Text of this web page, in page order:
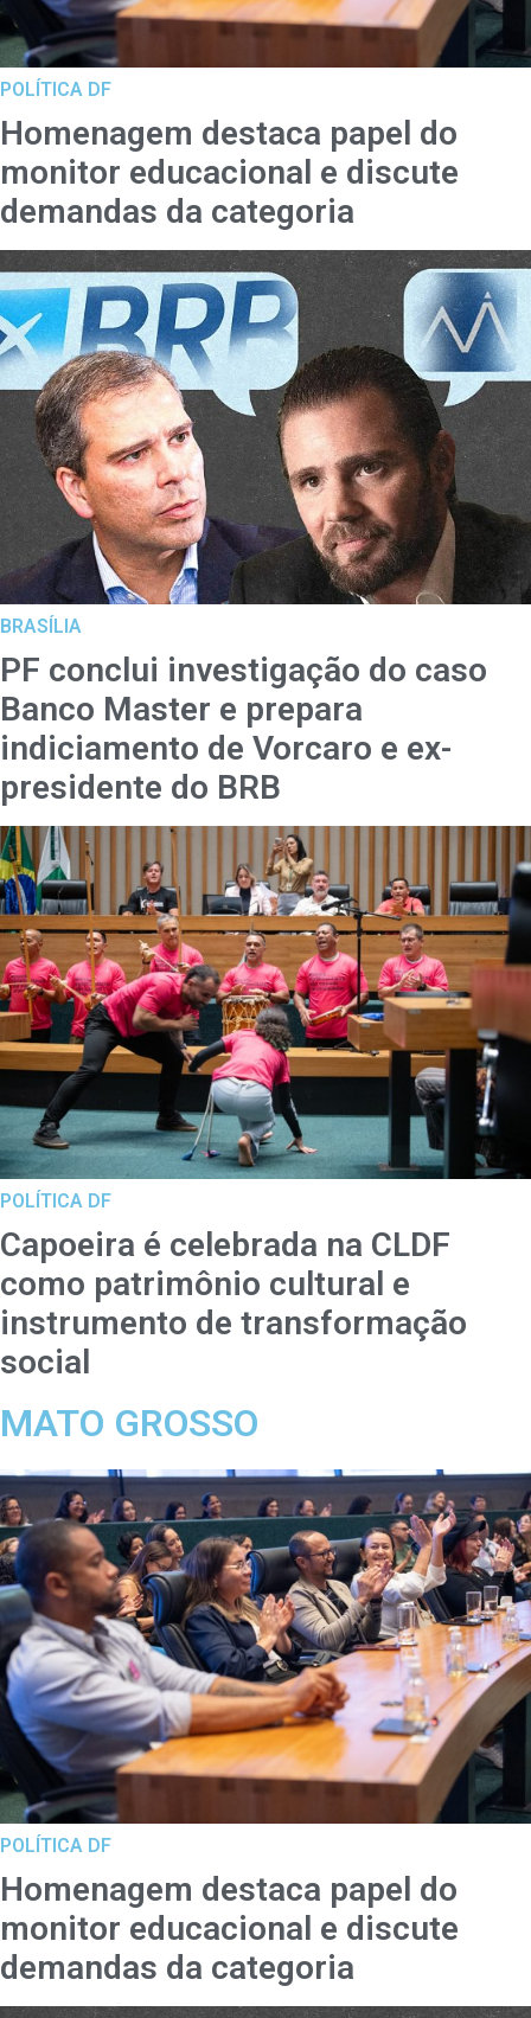
POLÍTICA DF
Homenagem destaca papel do
monitor educacional e discute
demandas da categoria
BRASÍLIA
PF conclui investigação do caso
Banco Master e prepara
indiciamento de Vorcaro e ex-
presidente do BRB
POLÍTICA DF
Capoeira é celebrada na CLDF
como patrimônio cultural e
instrumento de transformação
social
MATO GROSSO
POLÍTICA DF
Homenagem destaca papel do
monitor educacional e discute
demandas da categoria